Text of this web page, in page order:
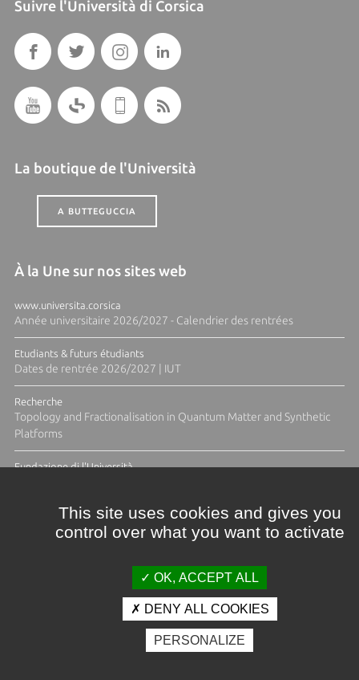
Suivre l'Università di Corsica
La boutique de l'Università
A BUTTEGUCCIA
À la Une sur nos sites web
www.universita.corsica
Année universitaire 2026/2027 - Calendrier des rentrées
Etudiants & futurs étudiants
Dates de rentrée 2026/2027 | IUT
Recherche
Topology and Fractionalisation in Quantum Matter and Synthetic
Platforms
Fundazione di l'Università
Crédits et mentions légales
Espace presse
Photothèque
This site uses cookies and gives you
control over what you want to activate
OK, ACCEPT ALL
DENY ALL COOKIES
PERSONALIZE